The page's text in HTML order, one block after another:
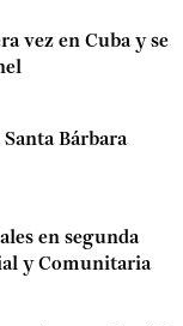
vez en Cuba y se
Bárbara
en segunda
y Comunitaria